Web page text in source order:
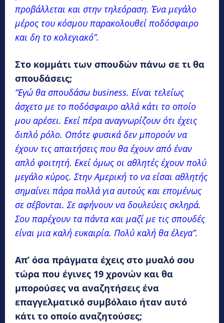
προβάλλεται και στην τηλεόραση. Ένα μεγάλο
μέρος του κόσμου παρακολουθεί ποδόσφαιρο
και δη το κολεγιακό”.
Στο κομμάτι των σπουδών πάνω σε τι θα
σπουδάσεις;
“Εγώ θα σπουδάσω business. Είναι τελείως
άσχετο με το ποδόσφαιρο αλλά κάτι το οποίο
μου αρέσει. Εκεί πέρα αναγνωρίζουν ότι έχεις
διπλό ρόλο. Οπότε φυσικά δεν μπορούν να
έχουν τις απαιτήσεις που θα έχουν από έναν
απλό φοιτητή. Εκεί όμως οι αθλητές έχουν πολύ
μεγάλο κύρος. Στην Αμερική το να είσαι αθλητής
σημαίνει πάρα πολλά για αυτούς και επομένως
σε σέβονται. Σε αφήνουν να δουλεύεις σκληρά.
Σου παρέχουν τα πάντα και μαζί με τις σπουδές
είναι μια καλή ευκαιρία. Πολύ καλή θα έλεγα”.
Απ’ όσα πράγματα έχεις στο μυαλό σου
τώρα που έγινες 19 χρονών και θα
μπορούσες να αναζητήσεις ένα
επαγγελματικό συμβόλαιο ήταν αυτό
κάτι το οποίο αναζητούσες;